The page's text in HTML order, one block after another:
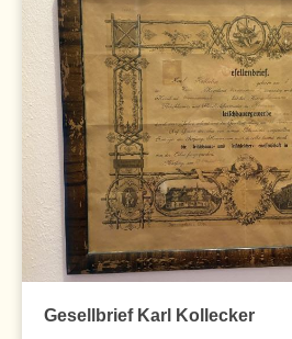
Gesellbrief Karl Kollecker